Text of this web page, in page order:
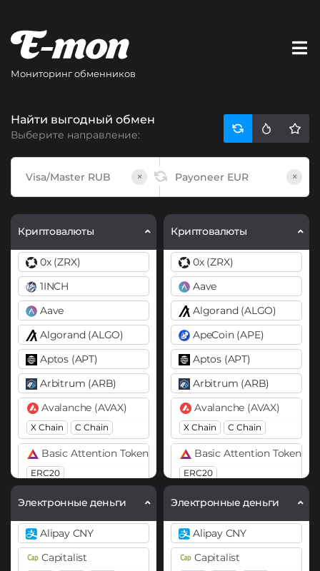
Мониторинг обменников
Найти выгодный обмен
Выберите направление:
× ×
Криптовалюты
0x (ZRX)
1INCH
Aave
Algorand (ALGO)
Aptos (APT)
Arbitrum (ARB)
Avalanche (AVAX)
X Chain C Chain
Basic Attention Token (BAT)
ERC20
Binance Coin (BNB)
BEP20
Bitcoin (BTC)
BTC BEP20
Электронные деньги
Alipay CNY
Capitalist
Криптовалюты
0x (ZRX)
Aave
Algorand (ALGO)
ApeCoin (APE)
Aptos (APT)
Arbitrum (ARB)
Avalanche (AVAX)
X Chain C Chain
Basic Attention Token
ERC20
Binance Coin (BNB)
BEP20 BEP2
Bitcoin (BTC)
BTC BEP20
Электронные деньги
Alipay CNY
Capitalist